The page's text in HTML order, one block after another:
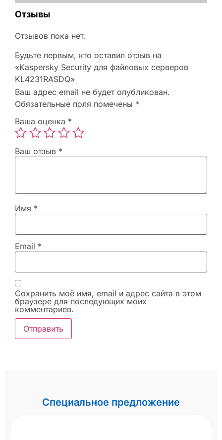
Отзывы
Отзывов пока нет.
Будьте первым, кто оставил отзыв на
«Kaspersky Security для файловых серверов
KL4231RASDQ»
Ваш адрес email не будет опубликован.
Обязательные поля помечены *
Ваша оценка *
Ваш отзыв *
Имя *
Email *
Сохранить моё имя, email и адрес сайта в этом
браузере для последующих моих
комментариев.
Специальное предложение